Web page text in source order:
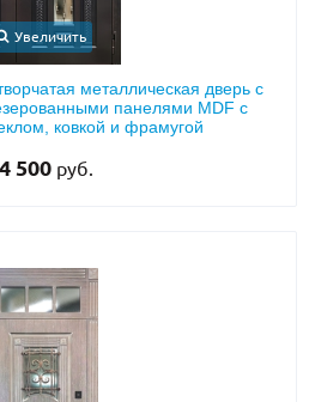
Увеличить
металлическая дверь с
панелями MDF с
ковкой и фрамугой
500 руб.